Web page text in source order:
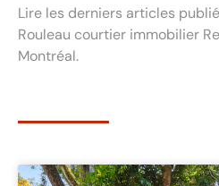
Lire les derniers articles
Rouleau courtier immobilier
Montréal.